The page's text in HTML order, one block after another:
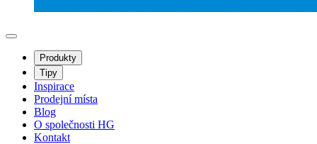
Produkty
Tipy
Inspirace
Prodejní místa
Blog
O společnosti HG
Kontakt